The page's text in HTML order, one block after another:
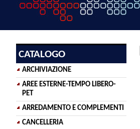
CATALOGO
ARCHIVIAZIONE
AREE ESTERNE-TEMPO LIBERO-
PET
ARREDAMENTO E COMPLEMENTI
CANCELLERIA